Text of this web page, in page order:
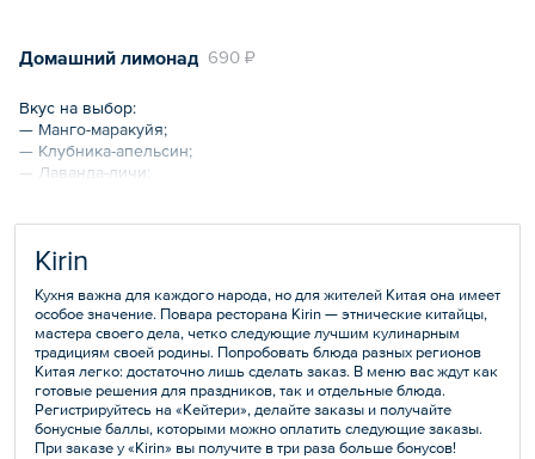
690 ₽
Домашний лимонад
Вкус на выбор:
— Манго-маракуйя;
— Клубника-апельсин;
— Лаванда-личи;
— Лимон.
Общий объем – 1 л
Kirin
Кухня важна для каждого народа, но для жителей Китая она имеет
особое значение. Повара ресторана Kirin — этнические китайцы,
мастера своего дела, четко следующие лучшим кулинарным
традициям своей родины. Попробовать блюда разных регионов
Китая легко: достаточно лишь сделать заказ. В меню вас ждут как
готовые решения для праздников, так и отдельные блюда.
Регистрируйтесь на «Кейтери», делайте заказы и получайте
бонусные баллы, которыми можно оплатить следующие заказы.
При заказе у «Kirin» вы получите в три раза больше бонусов!